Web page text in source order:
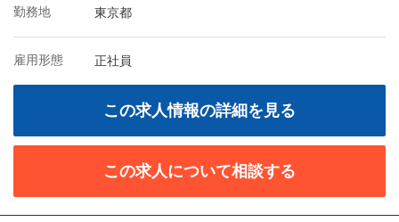
勤務地 東京都
雇用形態 正社員
この求人情報の詳細を見る
この求人について相談する